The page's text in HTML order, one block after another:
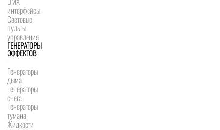
интерфейсы
Световые
пульты
управления
ГЕНЕРАТОРЫ
ЭФФЕКТОВ
Генераторы
дыма
Генераторы
снега
Генераторы
тумана
Жидкости